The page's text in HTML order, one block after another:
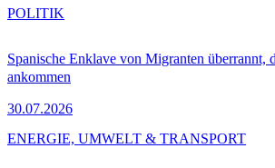
Spanische Enklave von Migranten überrannt,
ankommen
30.07.2026
POLITIK
ENERGIE, UMWELT & TRANSPORT